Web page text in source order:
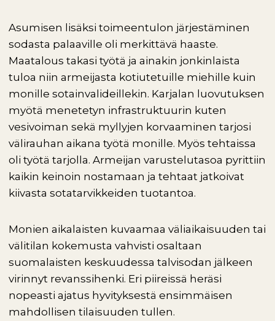
Asumisen lisäksi toimeentulon järjestäminen
sodasta palaaville oli merkittävä haaste.
Maatalous takasi työtä ja ainakin jonkinlaista
tuloa niin armeijasta kotiutetuille miehille kuin
monille sotainvalideillekin. Karjalan luovutuksen
myötä menetetyn infrastruktuurin kuten
vesivoiman sekä myllyjen korvaaminen tarjosi
välirauhan aikana työtä monille. Myös tehtaissa
oli työtä tarjolla. Armeijan varustelutasoa pyrittiin
kaikin keinoin nostamaan ja tehtaat jatkoivat
kiivasta sotatarvikkeiden tuotantoa.
Monien aikalaisten kuvaamaa väliaikaisuuden tai
välitilan kokemusta vahvisti osaltaan
suomalaisten keskuudessa talvisodan jälkeen
virinnyt revanssihenki. Eri piireissä heräsi
nopeasti ajatus hyvityksestä ensimmäisen
mahdollisen tilaisuuden tullen.